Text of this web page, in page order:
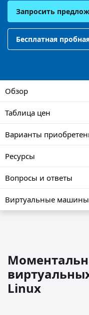
Запросить
Бесплатная
Обзор
Таблица цен
Варианты
Ресурсы
Вопросы и ответы
Виртуальные машины
Linux